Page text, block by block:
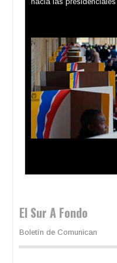
El Sur A Fondo
Boletín de Comunican